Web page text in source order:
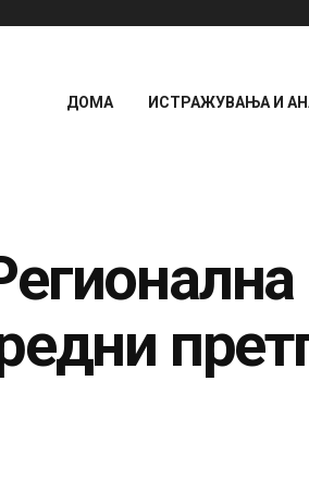
ДОМА ИСТРАЖУВАЊА И